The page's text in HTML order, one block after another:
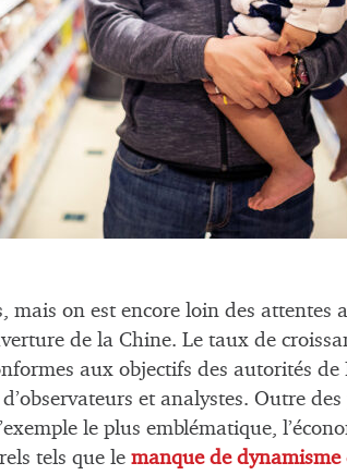
mais on est encore loin des attentes
de la Chine. Le taux de
aux objectifs des autorités de
et analystes. Outre des
le plus emblématique,
tels que le manque de dynamisme